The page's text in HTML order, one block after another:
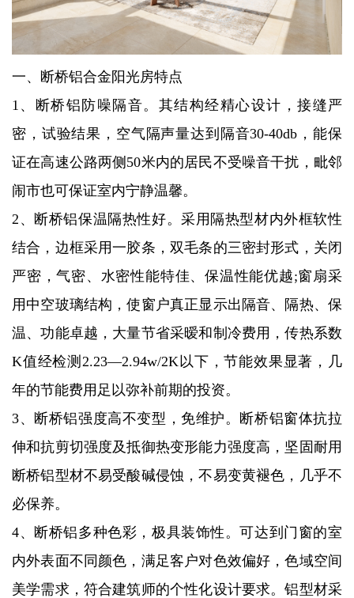
一、断桥铝合金阳光房特点
1、断桥铝防噪隔音。其结构经精心设计，接缝严
密，试验结果，空气隔声量达到隔音30-40db，能保
证在高速公路两侧50米内的居民不受噪音干扰，毗邻
闹市也可保证室内宁静温馨。
2、断桥铝保温隔热性好。采用隔热型材内外框软性
结合，边框采用一胶条，双毛条的三密封形式，关闭
严密，气密、水密性能特佳、保温性能优越;窗扇采
用中空玻璃结构，使窗户真正显示出隔音、隔热、保
温、功能卓越，大量节省采暧和制冷费用，传热系数
K值经检测2.23—2.94w/2K以下，节能效果显著，几
年的节能费用足以弥补前期的投资。
3、断桥铝强度高不变型，免维护。断桥铝窗体抗拉
伸和抗剪切强度及抵御热变形能力强度高，坚固耐用
断桥铝型材不易受酸碱侵蚀，不易变黄褪色，几乎不
必保养。
4、断桥铝多种色彩，极具装饰性。可达到门窗的室
内外表面不同颜色，满足客户对色效偏好，色域空间
美学需求，符合建筑师的个性化设计要求。铝型材采